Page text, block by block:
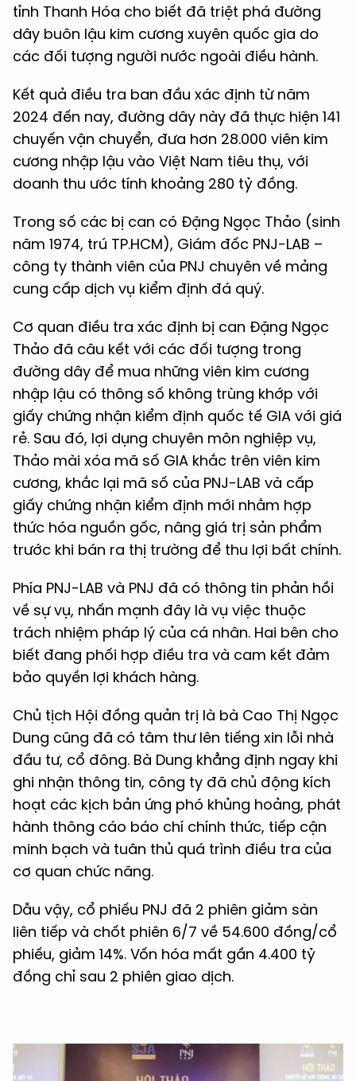
tỉnh Thanh Hóa cho biết đã triệt phá đường
dây buôn lậu kim cương xuyên quốc gia do
các đối tượng người nước ngoài điều hành.
Kết quả điều tra ban đầu xác định từ năm
2024 đến nay, đường dây này đã thực hiện 141
chuyến vận chuyển, đưa hơn 28.000 viên kim
cương nhập lậu vào Việt Nam tiêu thụ, với
doanh thu ước tính khoảng 280 tỷ đồng.
Trong số các bị can có Đặng Ngọc Thảo (sinh
năm 1974, trú TP.HCM), Giám đốc PNJ-LAB –
công ty thành viên của PNJ chuyên về mảng
cung cấp dịch vụ kiểm định đá quý.
Cơ quan điều tra xác định bị can Đặng Ngọc
Thảo đã câu kết với các đối tượng trong
đường dây để mua những viên kim cương
nhập lậu có thông số không trùng khớp với
giấy chứng nhận kiểm định quốc tế GIA với giá
rẻ. Sau đó, lợi dụng chuyên môn nghiệp vụ,
Thảo mài xóa mã số GIA khắc trên viên kim
cương, khắc lại mã số của PNJ-LAB và cấp
giấy chứng nhận kiểm định mới nhằm hợp
thức hóa nguồn gốc, nâng giá trị sản phẩm
trước khi bán ra thị trường để thu lợi bất chính.
Phía PNJ-LAB và PNJ đã có thông tin phản hồi
về sự vụ, nhấn mạnh đây là vụ việc thuộc
trách nhiệm pháp lý của cá nhân. Hai bên cho
biết đang phối hợp điều tra và cam kết đảm
bảo quyền lợi khách hàng.
Chủ tịch Hội đồng quản trị là bà Cao Thị Ngọc
Dung cũng đã có tâm thư lên tiếng xin lỗi nhà
đầu tư, cổ đông. Bà Dung khẳng định ngay khi
ghi nhận thông tin, công ty đã chủ động kích
hoạt các kịch bản ứng phó khủng hoảng, phát
hành thông cáo báo chí chính thức, tiếp cận
minh bạch và tuân thủ quá trình điều tra của
cơ quan chức năng.
Dẫu vậy, cổ phiếu PNJ đã 2 phiên giảm sàn
liên tiếp và chốt phiên 6/7 về 54.600 đồng/cổ
phiếu, giảm 14%. Vốn hóa mất gần 4.400 tỷ
đồng chỉ sau 2 phiên giao dịch.